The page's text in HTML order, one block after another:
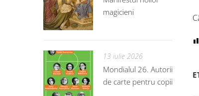
magicieni
13 iulie 2026
Mondialul 26. Autorii
de carte pentru copii